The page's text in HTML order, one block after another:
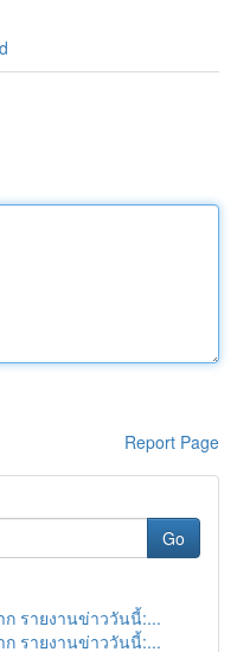
Report Page
Go
รายงานข่าววันนี้:...
รายงานข่าววันนี้:...